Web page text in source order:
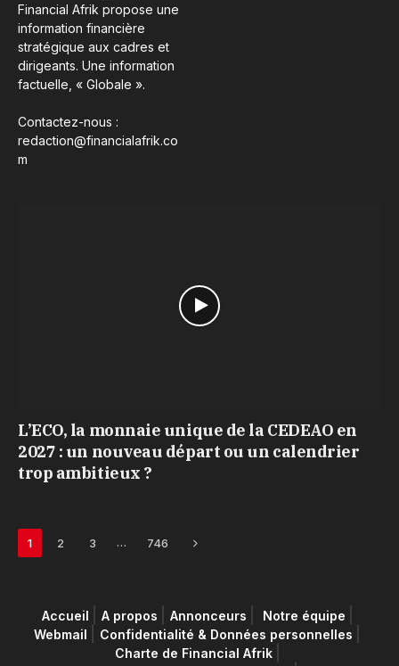
Financial Afrik propose une
information financière
stratégique aux cadres et
dirigeants. Une information
factuelle, « Globale ».
Contactez-nous :
redaction@financialafrik.co
m
L’ECO, la monnaie unique de la CEDEAO en
2027 : un nouveau départ ou un calendrier
trop ambitieux ?
1 2 3 … 746 Next
Accueil A propos Annonceurs
Notre équipe
Webmail
Confidentialité & Données personnelles
Charte de Financial Afrik